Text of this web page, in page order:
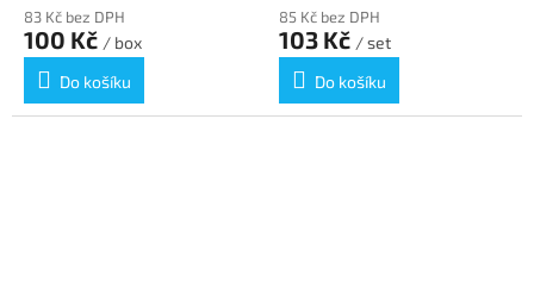
83 Kč bez DPH
100 Kč / box
Do košíku
85 Kč bez DPH
103 Kč / set
Do košíku